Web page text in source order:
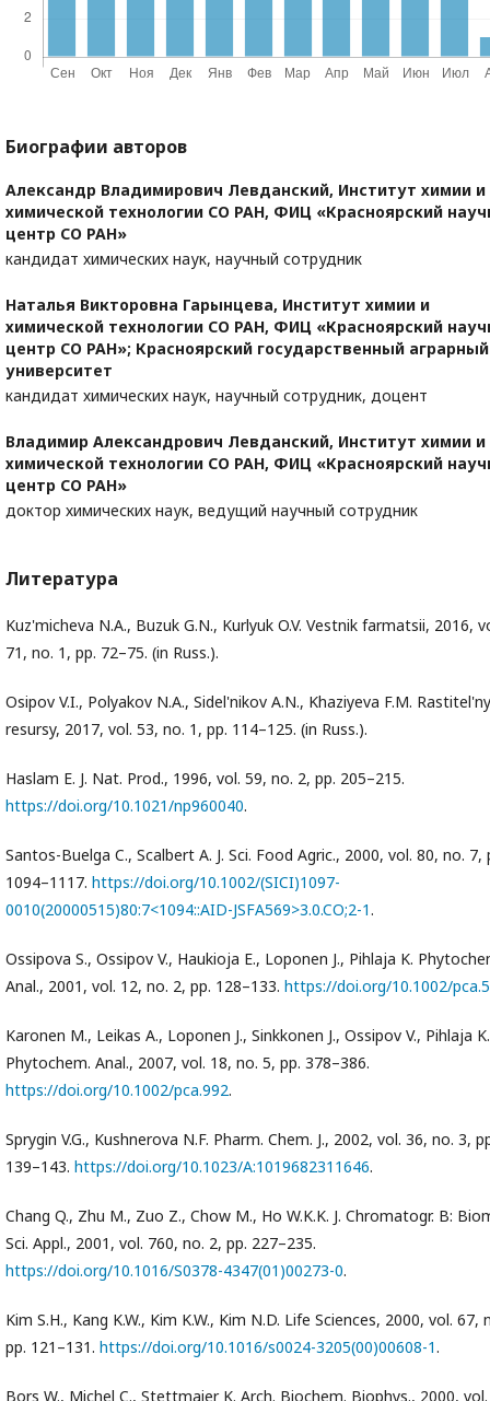
Биографии авторов
Александр Владимирович Левданский, Институт химии и
химической технологии СО РАН, ФИЦ «Красноярский
центр СО РАН»
кандидат химических наук, научный сотрудник
Наталья Викторовна Гарынцева, Институт химии и
химической технологии СО РАН, ФИЦ «Красноярский
центр СО РАН»; Красноярский государственный аграрный
университет
кандидат химических наук, научный сотрудник, доцент
Владимир Александрович Левданский, Институт химии и
химической технологии СО РАН, ФИЦ «Красноярский
центр СО РАН»
доктор химических наук, ведущий научный сотрудник
Литература
Kuz'micheva N.A., Buzuk G.N., Kurlyuk O.V. Vestnik farmatsii, 2016,
71, no. 1, pp. 72–75. (in Russ.).
Osipov V.I., Polyakov N.A., Sidel'nikov A.N., Khaziyeva F.M.
resursy, 2017, vol. 53, no. 1, pp. 114–125. (in Russ.).
Haslam E. J. Nat. Prod., 1996, vol. 59, no. 2, pp. 205–215.
https://doi.org/10.1021/np960040.
Santos-Buelga C., Scalbert A. ‎J. Sci. Food Agric., 2000, vol. 80, no. 7,
1094–1117. https://doi.org/10.1002/(SICI)1097-
0010(20000515)80:7<1094::AID-JSFA569>3.0.CO;2-1.
Ossipova S., Ossipov V., Haukioja E., Loponen J., Pihlaja K.
Anal., 2001, vol. 12, no. 2, pp. 128–133. https://doi.org/10.1002/
Karonen M., Leikas A., Loponen J., Sinkkonen J., Ossipov V., Pihlaja K.
Phytochem. Anal., 2007, vol. 18, no. 5, pp. 378–386.
https://doi.org/10.1002/pca.992.
Sprygin V.G., Kushnerova N.F. Pharm. Chem. J., 2002, vol. 36, no. 3,
139–143. https://doi.org/10.1023/A:1019682311646.
Chang Q., Zhu M., Zuo Z., Chow M., Ho W.K.K. J. Chromatogr. B:
Sci. Appl., 2001, vol. 760, no. 2, pp. 227–235.
https://doi.org/10.1016/S0378-4347(01)00273-0.
Kim S.H., Kang K.W., Kim K.W., Kim N.D. Life Sciences, 2000, vol. 67,
pp. 121–131. https://doi.org/10.1016/s0024-3205(00)00608-1.
Bors W., Michel C., Stettmaier K. Arch. Biochem. Biophys., 2000,